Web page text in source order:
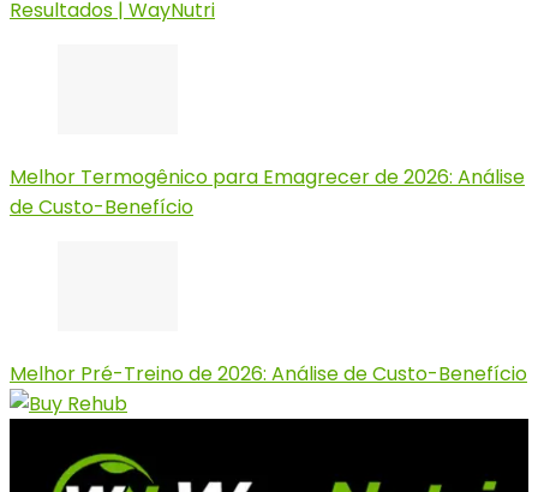
Resultados | WayNutri
Melhor Termogênico para Emagrecer de 2026: Análise
de Custo-Benefício
Melhor Pré-Treino de 2026: Análise de Custo-Benefício